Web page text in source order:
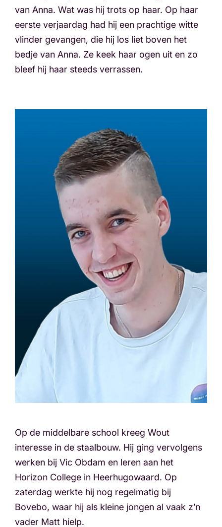
van Anna. Wat was hij trots op haar. Op haar
eerste verjaardag had hij een prachtige witte
vlinder gevangen, die hij los liet boven het
bedje van Anna. Ze keek haar ogen uit en zo
bleef hij haar steeds verrassen.
Op de middelbare school kreeg Wout
interesse in de staalbouw. Hij ging vervolgens
werken bij Vic Obdam en leren aan het
Horizon College in Heerhugowaard. Op
zaterdag werkte hij nog regelmatig bij
Bovebo, waar hij als kleine jongen al vaak z’n
vader Matt hielp.